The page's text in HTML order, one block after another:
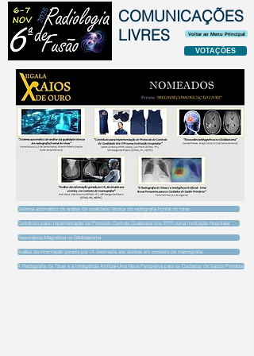
COMUNICAÇÕES
LIVRES
Voltar ao Menu Principal
VOTAÇÕES
Sistema automático de análise da qualidade técnica da radiografia frontal do tórax
Contributo para Implementação de Protocolo Controlo Qualidade dos EPR numa Instituição Hospitalar
Ressonância Magnética no Glioblastoma
Análise da informação gerada por IA destinada aos utentes em contexto de mamografia
A Radiografia de Tórax e a Inteligência Artificial-Uma Nova Perspetiva para os Cuidados de Saúde Primários